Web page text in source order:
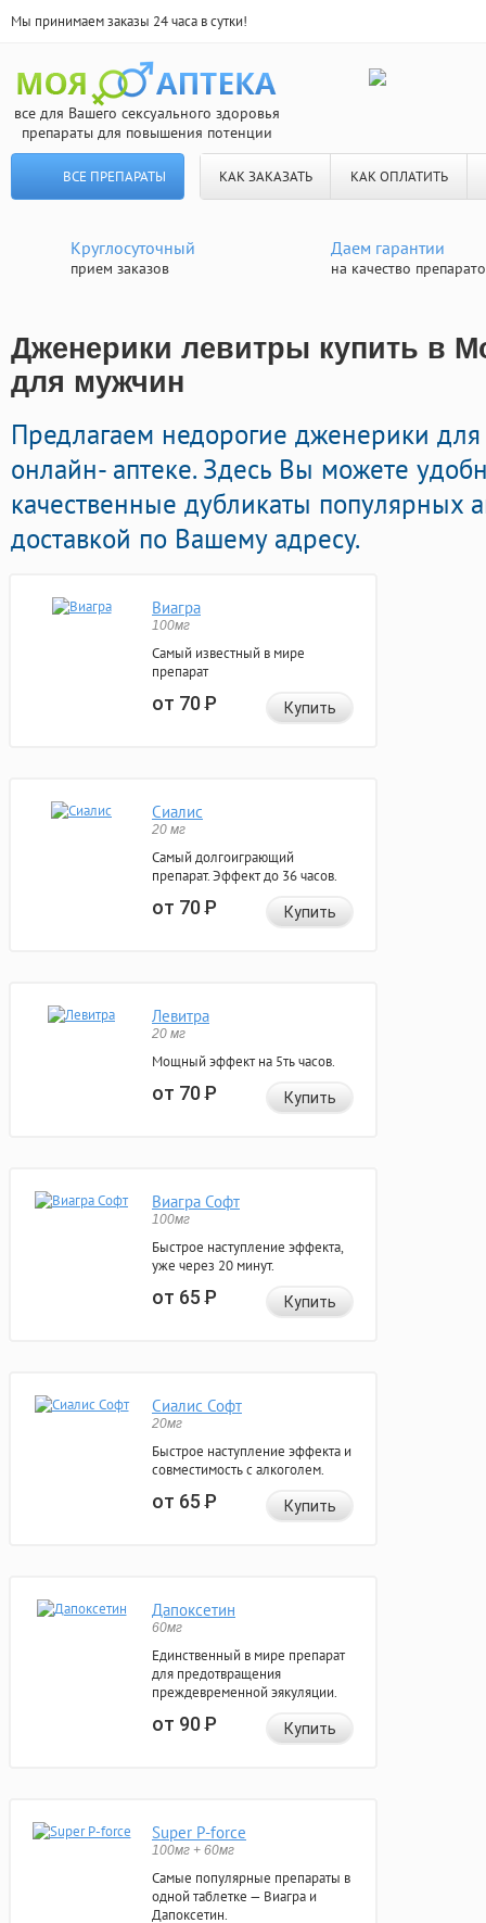
Мы принимаем заказы 24 часа в сутки!
все для Вашего сексуального здоровья
препараты для повышения потенции
ВСЕ ПРЕПАРАТЫ КАК ЗАКАЗАТЬ КАК ОПЛАТИТЬ
Круглосуточный
прием заказов
Даем гарантии
на качество
Дженерики левитры купить в
для мужчин
Предлагаем недорогие дженерики
онлайн- аптеке. Здесь Вы можете
качественные дубликаты популярных
доставкой по Вашему адресу.
Виагра
100мг
Самый известный в мире
препарат
от 70Р Купить
Сиалис
20 мг
Самый долгоиграющий
препарат. Эффект до 36 часов.
от 70Р Купить
Левитра
20 мг
Мощный эффект на 5ть часов.
от 70Р Купить
Виагра Софт
100мг
Быстрое наступление эффекта,
уже через 20 минут.
от 65Р Купить
Сиалис Софт
20мг
Быстрое наступление эффекта и
совместимость с алкоголем.
от 65Р Купить
Дапоксетин
60мг
Единственный в мире препарат
для предотвращения
преждевременной эякуляции.
от 90Р Купить
Super P-force
100мг + 60мг
Самые популярные препараты в
одной таблетке — Виагра и
Дапоксетин.